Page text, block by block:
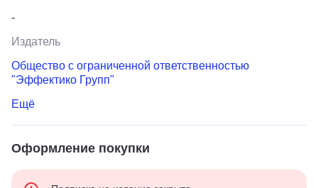
-
Издатель
Общество с ограниченной ответственностью
"Эффектико Групп"
Ещё
Оформление покупки